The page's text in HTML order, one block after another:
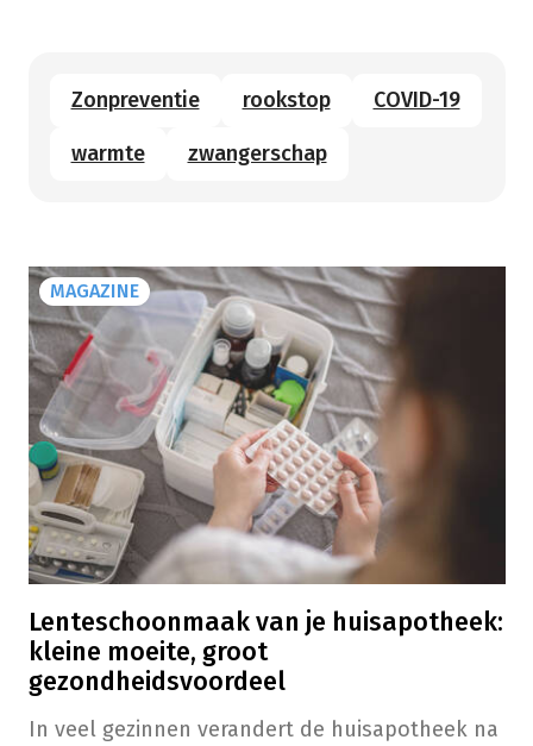
Zonpreventie rookstop COVID-19
warmte zwangerschap
MAGAZINE
Lenteschoonmaak van je huisapotheek:
kleine moeite, groot
gezondheidsvoordeel
In veel gezinnen verandert de huisapotheek na